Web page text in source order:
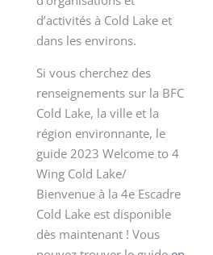
d’activités à Cold Lake et
dans les environs.
Si vous cherchez des
renseignements sur la BFC
Cold Lake, la ville et la
région environnante, le
guide 2023 Welcome to 4
Wing Cold Lake/
Bienvenue à la 4e Escadre
Cold Lake est disponible
dès maintenant ! Vous